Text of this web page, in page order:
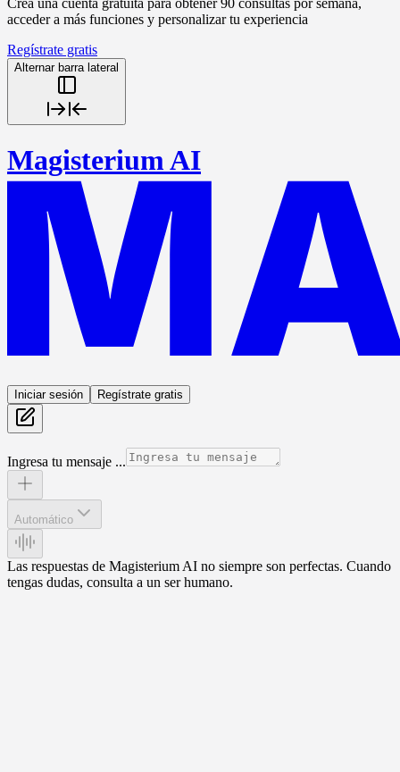
acceder a más funciones y personalizar tu experiencia
Regístrate gratis
Alternar barra lateral
Magisterium AI
Iniciar sesión Regístrate gratis
Ingresa tu mensaje ...
Automático
Las respuestas de Magisterium AI no siempre son perfectas. Cuando
tengas dudas, consulta a un ser humano.